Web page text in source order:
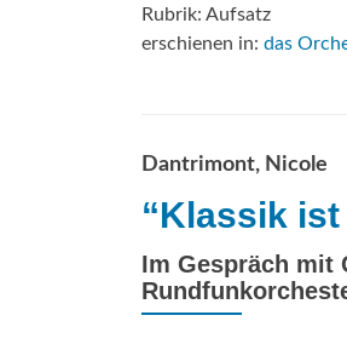
Rubrik: Aufsatz
erschienen in: das
Dantrimont, Nicole
“Klassik
Im Gespräch mit